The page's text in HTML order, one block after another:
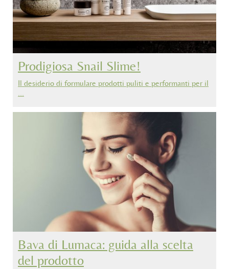
Prodigiosa Snail Slime!
Il desiderio di formulare prodotti puliti e performanti per il
…
Bava di Lumaca: guida alla scelta
del prodotto